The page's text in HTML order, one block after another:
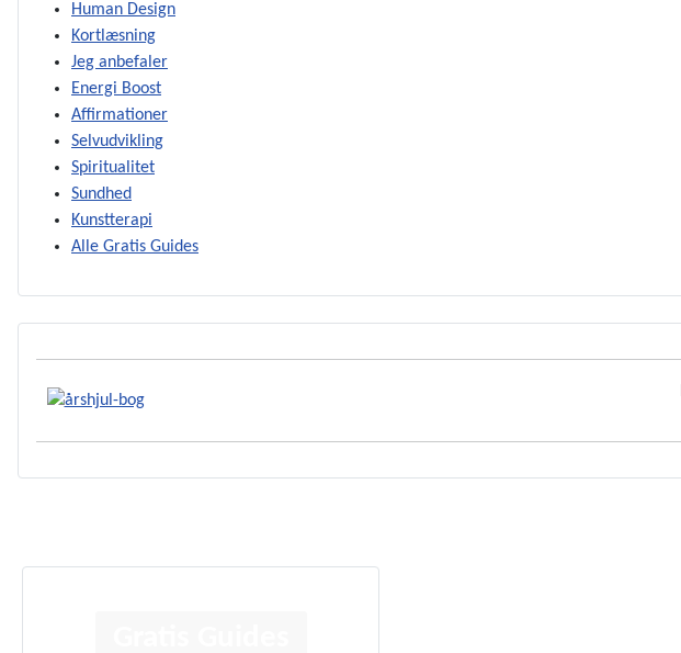
Human Design
Kortlæsning
Jeg anbefaler
Energi Boost
Affirmationer
Selvudvikling
Spiritualitet
Sundhed
Kunstterapi
Alle Gratis Guides